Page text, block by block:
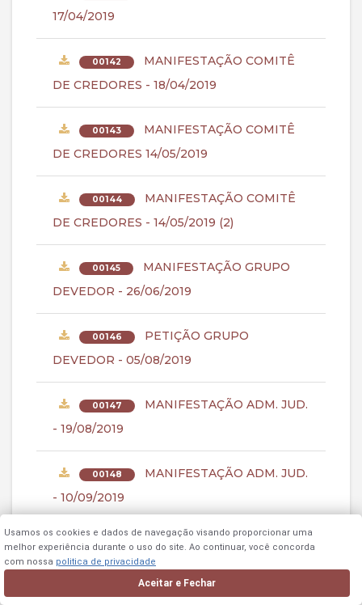
17/04/2019
00142
MANIFESTAÇÃO COMITÊ
DE CREDORES - 18/04/2019
00143
MANIFESTAÇÃO COMITÊ
DE CREDORES 14/05/2019
00144
MANIFESTAÇÃO COMITÊ
DE CREDORES - 14/05/2019 (2)
00145
MANIFESTAÇÃO GRUPO
DEVEDOR - 26/06/2019
00146
PETIÇÃO GRUPO
DEVEDOR - 05/08/2019
00147
MANIFESTAÇÃO ADM. JUD.
- 19/08/2019
00148
MANIFESTAÇÃO ADM. JUD.
- 10/09/2019
00149
PETIÇÃO GRUPO
DEVEDOR - 20/08/2019
Usamos os cookies e dados de navegação visando proporcionar uma
melhor experiência durante o uso do site. Ao continuar, você concorda
com nossa politica de privacidade
Aceitar e Fechar